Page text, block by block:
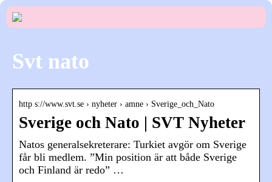
Svt nato
http s://www.svt.se › nyheter › amne › Sverige_och_Nato
Sverige och Nato | SVT Nyheter
Natos generalsekreterare: Turkiet avgör om Sverige
får bli medlem. ”Min position är att både Sverige
och Finland är redo” …